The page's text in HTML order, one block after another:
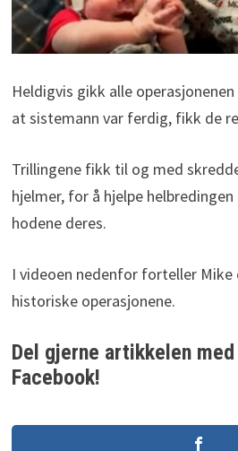
Heldigvis gikk alle
at sistemann var ferdig, fikk de
Trillingene fikk til og med
hjelmer, for å hjelpe
hodene deres.
I videoen nedenfor forteller Mike
historiske operasjonene.
Del gjerne artikkelen
Facebook!